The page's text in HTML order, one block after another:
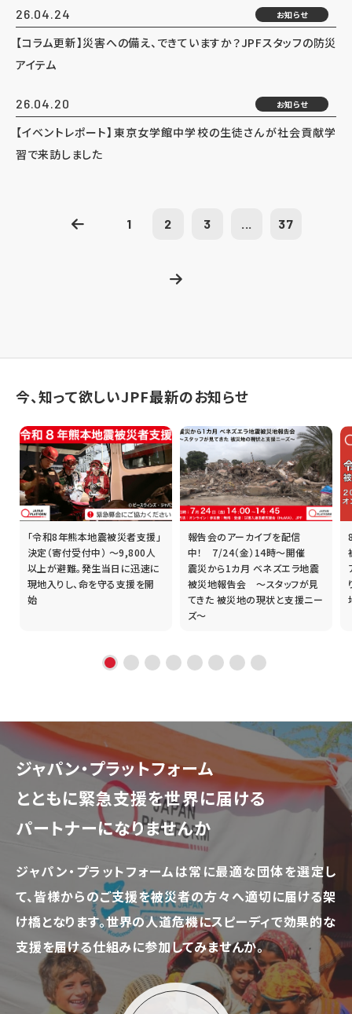
26.04.24 お知らせ
【コラム更新】災害への備え、できていますか？JPFスタッフの防災
アイテム
26.04.20 お知らせ
【イベントレポート】東京女学館中学校の生徒さんが社会貢献学
習で来訪しました
1 2 3 ... 37
今、知って欲しいJPF最新のお知らせ
「令和8年熊本地震被災者支援」
決定（寄付受付中） ～9,800人
以上が避難。発生当日に迅速に
現地入りし、命を守る支援を開
始
報告会のアーカイブを配信
中！ 7/24（金）14時～開催
震災から1カ月 ベネズエラ地震
被災地報告会 ～スタッフが見
てきた 被災地の現状と支援ニー
ズ～
ジャパン・プラットフォーム
とともに緊急支援を世界に届ける
パートナーになりませんか
ジャパン・プラットフォームは常に最適な団体を選定し
て、皆様からのご支援を被災者の方々へ適切に届ける架
け橋となります。世界の人道危機にスピーディで効果的な
支援を届ける仕組みに参加してみませんか。